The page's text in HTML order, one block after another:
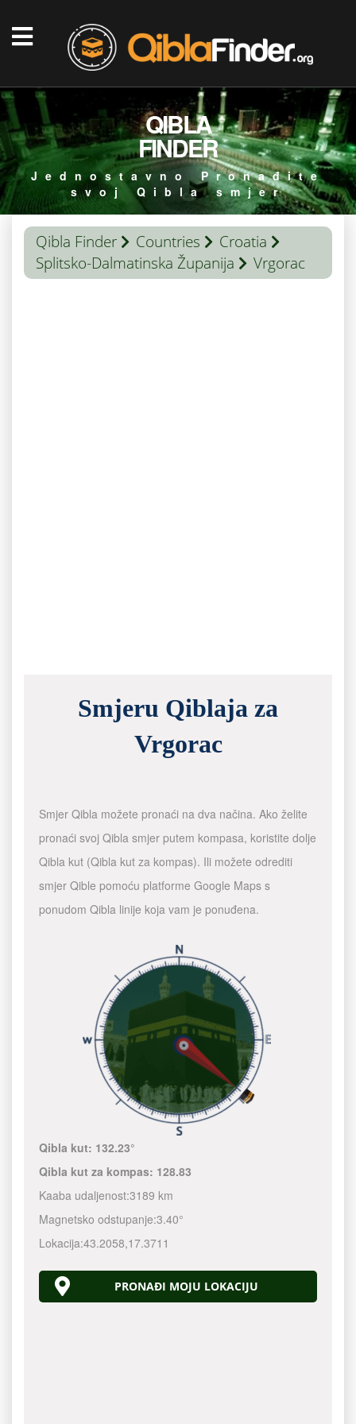
QIBLA
FINDER
Jednostavno Pronađite
svoj Qibla smjer
Qibla Finder Countries
Croatia
Splitsko-Dalmatinska Županija
Vrgorac
Smjeru Qiblaja za
Vrgorac
Smjer Qibla možete pronaći na dva načina. Ako želite
pronaći svoj Qibla smjer putem kompasa, koristite dolje
Qibla kut (Qibla kut za kompas). Ili možete odrediti
smjer Qible pomoću platforme Google Maps s
ponudom Qibla linije koja vam je ponuđena.
Qibla kut: 132.23°
Qibla kut za kompas: 128.83
Kaaba udaljenost:3189 km
Magnetsko odstupanje:3.40°
Lokacija:43.2058,17.3711
PRONAĐI MOJU LOKACIJU